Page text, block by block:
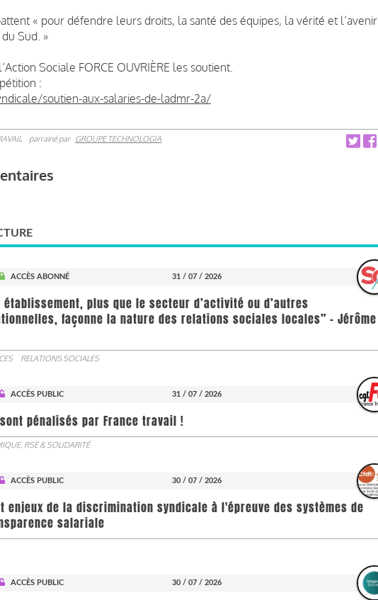
« pour défendre leurs droits, la santé des équipes, la vérité et l’avenir
Sud. »
Sociale FORCE OUVRIÈRE les soutient.
:
soutien-aux-salaries-de-ladmr-2a/
parrainé par GROUPE TECHNOLOGIA
ACCÈS ABONNÉ 31 / 07 / 2026
établissement, plus que le secteur d’activité ou d’autres
façonne la nature des relations sociales locales” - Jérôme
RELATIONS SOCIALES
ACCÈS PUBLIC 31 / 07 / 2026
pénalisés par France travail !
RSE & SOLIDARITÉ
ACCÈS PUBLIC 30 / 07 / 2026
enjeux de la discrimination syndicale à l'épreuve des systèmes de
salariale
ACCÈS PUBLIC 30 / 07 / 2026